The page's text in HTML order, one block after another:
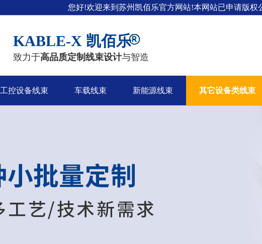
您好!欢迎来到苏州凯佰乐官方网站!本网站已申请版权
KABLE-X 凯佰乐
致力于高品质定制线束设计与智造
工控设备线束 车载线束 新能源线束 其它设备类线束